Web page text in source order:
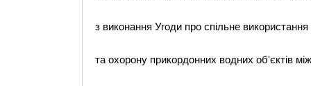
з виконання Угоди про спільне використання
та охорону прикордонних водних об'єктів між